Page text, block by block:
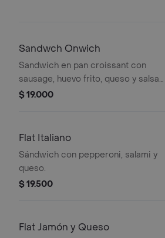
Sandwch Onwich
Sandwich en pan croissant con
sausage, huevo frito, queso y salsa
showy.
$ 19.000
Flat Italiano
Sándwich con pepperoni, salami y
queso.
$ 19.500
Flat Jamón y Queso